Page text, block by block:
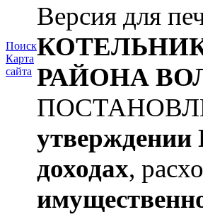
Поиск
Карта
сайта
Версия для
РАЙОНА
утверждении
доходах,